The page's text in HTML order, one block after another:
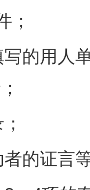
；
用人单
的证言